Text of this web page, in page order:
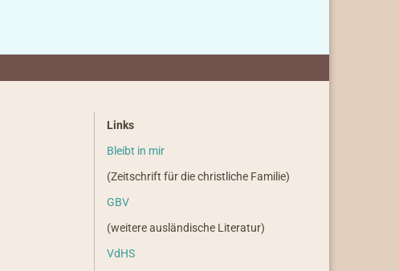
Links
Bleibt in mir
(Zeitschrift für die christliche Familie)
GBV
(weitere ausländische Literatur)
VdHS